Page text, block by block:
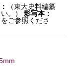
（東大史料編纂
。）
影写本：
ご参照くださ